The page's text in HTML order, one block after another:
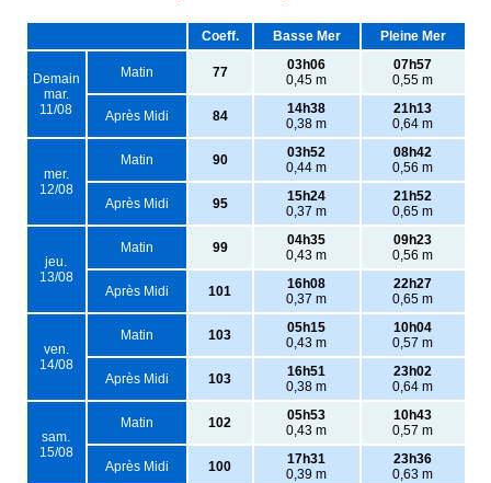
Coeff. Basse Mer Pleine Mer
Demain
mar.
11/08
Matin 77
03h06
0,45 m
07h57
0,55 m
Après Midi 84
14h38
0,38 m
21h13
0,64 m
mer.
12/08
Matin 90
03h52
0,44 m
08h42
0,56 m
Après Midi 95
15h24
0,37 m
21h52
0,65 m
jeu.
13/08
Matin 99
04h35
0,43 m
09h23
0,56 m
Après Midi 101
16h08
0,37 m
22h27
0,65 m
ven.
14/08
Matin 103
05h15
0,43 m
10h04
0,57 m
Après Midi 103
16h51
0,38 m
23h02
0,64 m
sam.
15/08
Matin 102
05h53
0,43 m
10h43
0,57 m
Après Midi 100
17h31
0,39 m
23h36
0,63 m